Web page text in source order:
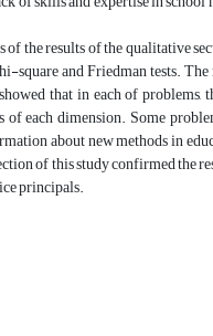
the results of the qualitative
and Friedman tests.
that in each of problems,
each dimension. Some
about new methods in
of this study confirmed the
principals.